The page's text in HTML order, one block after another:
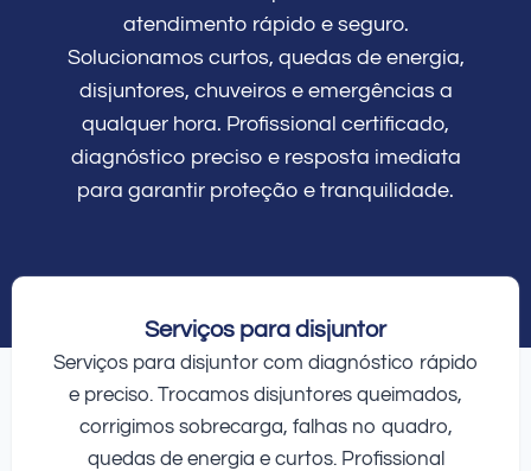
atendimento rápido e seguro.
Solucionamos curtos, quedas de energia,
disjuntores, chuveiros e emergências a
qualquer hora. Profissional certificado,
diagnóstico preciso e resposta imediata
para garantir proteção e tranquilidade.
Serviços para disjuntor
Serviços para disjuntor com diagnóstico rápido
e preciso. Trocamos disjuntores queimados,
corrigimos sobrecarga, falhas no quadro,
quedas de energia e curtos. Profissional